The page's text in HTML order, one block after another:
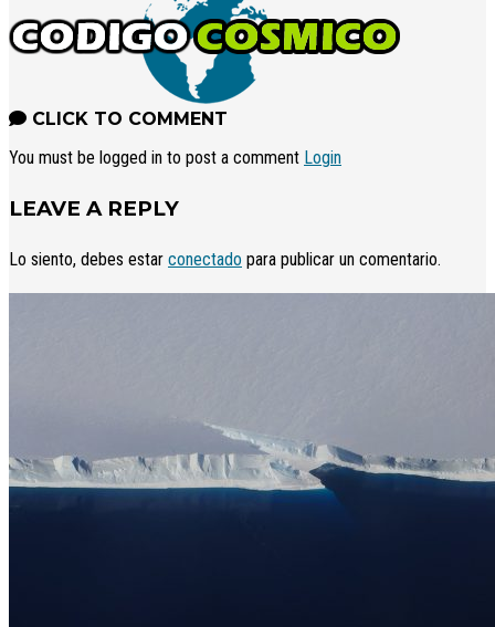
CLICK TO COMMENT
You must be logged in to post a comment Login
LEAVE A REPLY
Lo siento, debes estar conectado para publicar un comentario.